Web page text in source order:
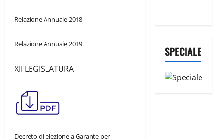
Relazione Annuale 2018
Relazione Annuale 2019
XII LEGISLATURA
Decreto di elezione a Garante per
SPECIALE